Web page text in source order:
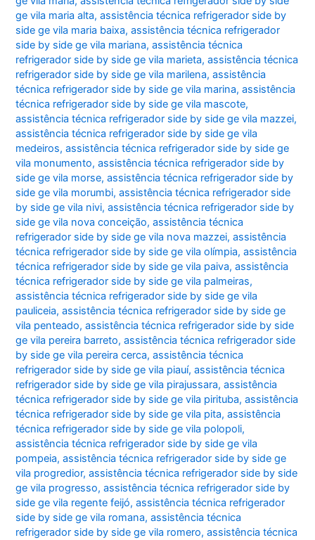
ge vila maria alta,assistência técnica refrigerador side by
side ge vila maria baixa,assistência técnica refrigerador
side by side ge vila mariana,assistência técnica
refrigerador side by side ge vila marieta,assistência técnica
refrigerador side by side ge vila marilena,assistência
técnica refrigerador side by side ge vila marina,assistência
técnica refrigerador side by side ge vila mascote,
assistência técnica refrigerador side by side ge vila mazzei,
assistência técnica refrigerador side by side ge vila
medeiros,assistência técnica refrigerador side by side ge
vila monumento,assistência técnica refrigerador side by
side ge vila morse,assistência técnica refrigerador side by
side ge vila morumbi,assistência técnica refrigerador side
by side ge vila nivi,assistência técnica refrigerador side by
side ge vila nova conceição,assistência técnica
refrigerador side by side ge vila nova mazzei,assistência
técnica refrigerador side by side ge vila olímpia,assistência
técnica refrigerador side by side ge vila paiva,assistência
técnica refrigerador side by side ge vila palmeiras,
assistência técnica refrigerador side by side ge vila
pauliceia,assistência técnica refrigerador side by side ge
vila penteado,assistência técnica refrigerador side by side
ge vila pereira barreto,assistência técnica refrigerador side
by side ge vila pereira cerca,assistência técnica
refrigerador side by side ge vila piauí,assistência técnica
refrigerador side by side ge vila pirajussara,assistência
técnica refrigerador side by side ge vila pirituba,assistência
técnica refrigerador side by side ge vila pita,assistência
técnica refrigerador side by side ge vila polopoli,
assistência técnica refrigerador side by side ge vila
pompeia,assistência técnica refrigerador side by side ge
vila progredior,assistência técnica refrigerador side by side
ge vila progresso,assistência técnica refrigerador side by
side ge vila regente feijó,assistência técnica refrigerador
side by side ge vila romana,assistência técnica
refrigerador side by side ge vila romero,assistência técnica